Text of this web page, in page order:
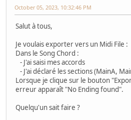
October 05, 2023, 10:32:46 PM
Salut à tous,
Je voulais exporter vers un Midi File :
Dans le Song Chord :
- J'ai saisi mes accords
- J'ai déclaré les sections (MainA,
Lorsque je clique sur le bouton
erreur apparaît "No Ending found".
Quelqu'un sait faire ?